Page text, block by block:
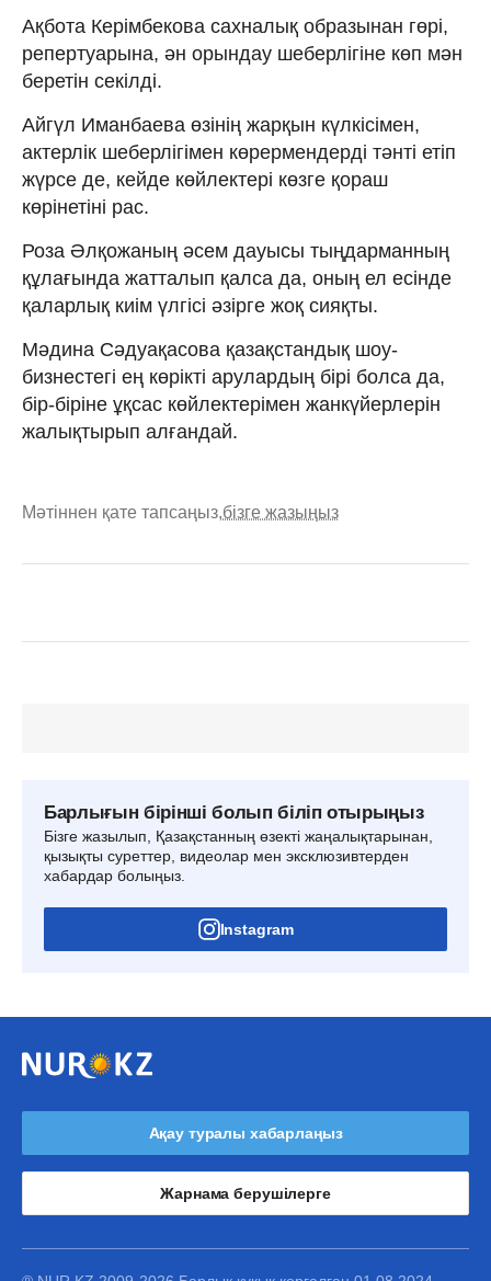
Ақбота Керімбекова сахналық образынан гөрі,
репертуарына, ән орындау шеберлігіне көп мән
беретін секілді.
Айгүл Иманбаева өзінің жарқын күлкісімен,
актерлік шеберлігімен көрермендерді тәнті етіп
жүрсе де, кейде көйлектері көзге қораш
көрінетіні рас.
Роза Әлқожаның әсем дауысы тыңдарманның
құлағында жатталып қалса да, оның ел есінде
қаларлық киім үлгісі әзірге жоқ сияқты.
Мәдина Сәдуақасова қазақстандық шоу-
бизнестегі ең көрікті арулардың бірі болса да,
бір-біріне ұқсас көйлектерімен жанкүйерлерін
жалықтырып алғандай.
Мәтіннен қате тапсаңыз,бізге жазыңыз
Барлығын бірінші болып біліп отырыңыз
Бізге жазылып, Қазақстанның өзекті жаңалықтарынан,
қызықты суреттер, видеолар мен эксклюзивтерден
хабардар болыңыз.
Instagram
Ақау туралы хабарлаңыз
Жарнама берушілерге